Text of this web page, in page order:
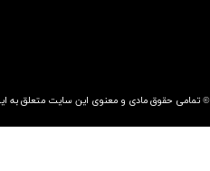
© تمامی حقوق مادی و معنوی این سایت متعلق به